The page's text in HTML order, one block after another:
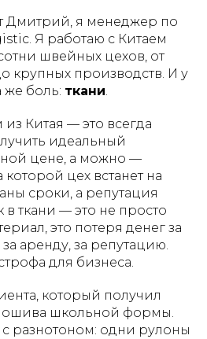
Дмитрий, я менеджер по
Я работаю с Китаем
швейных цехов, от
крупных производств. И у
же боль: ткани.
из Китая — это всегда
идеальный
цене, а можно —
цех встанет на
сроки, а репутация
в ткани — это не просто
это потеря денег за
аренду, за репутацию.
для бизнеса.
который получил
школьной формы.
с разнотоном: одни рулоны